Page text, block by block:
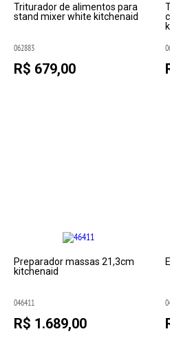
Triturador de alimentos para
stand mixer white kitchenaid
062883
R$ 679,00
Preparador massas 21,3cm
kitchenaid
046411
R$ 1.689,00